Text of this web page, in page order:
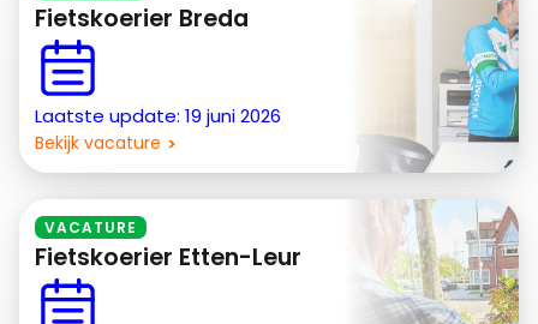
Fietskoerier Breda
Laatste update: 19 juni 2026
Bekijk vacature
VACATURE
Fietskoerier Etten-Leur